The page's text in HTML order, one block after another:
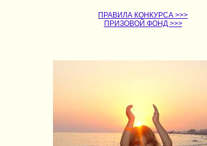
ПРАВИЛА КОНКУРСА >>>
ПРИЗОВОЙ ФОНД >>>